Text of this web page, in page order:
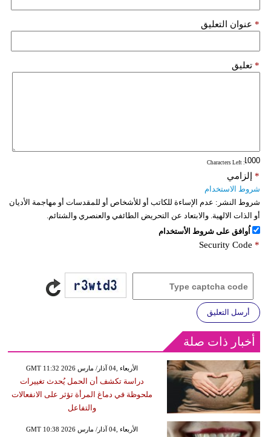
عنوان التعليق *
تعليق *
: Characters Left
إلزامي *
شروط الاستخدام
شروط النشر: عدم الإساءة للكاتب أو للأشخاص أو للمقدسات أو مهاجمة الأديان
أو الذات الالهية. والابتعاد عن التحريض الطائفي والعنصري والشتائم.
اُوافق على شروط الأستخدام
Security Code *
أرسل التعليق
أخبار ذات صلة
GMT 11:32 2026 الأربعاء ,04 آذار/ مارس
دراسة تكشف أن الحمل يُحدث تغييرات
ملحوظة في دماغ المرأة تؤثر على الانفعالات
والتفاعل
GMT 10:38 2026 الأربعاء ,04 آذار/ مارس